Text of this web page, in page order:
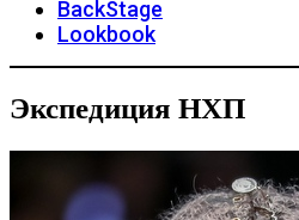
BackStage
Lookbook
Экспедиция НХП